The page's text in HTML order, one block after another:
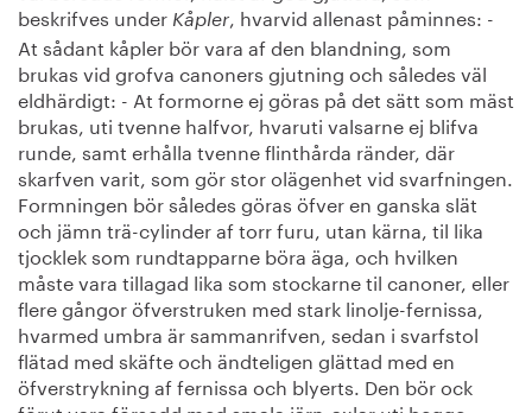
beskrifves under Kåpler, hvarvid allenast påminnes: -
At sådant kåpler bör vara af den blandning, som
brukas vid grofva canoners gjutning och således väl
eldhärdigt: - At formorne ej göras på det sätt som mäst
brukas, uti tvenne halfvor, hvaruti valsarne ej blifva
runde, samt erhålla tvenne flinthårda ränder, där
skarfven varit, som gör stor olägenhet vid svarfningen.
Formningen bör således göras öfver en ganska slät
och jämn trä-cylinder af torr furu, utan kärna, til lika
tjocklek som rundtapparne böra äga, och hvilken
måste vara tillagad lika som stockarne til canoner, eller
flere gångor öfverstruken med stark linolje-fernissa,
hvarmed umbra är sammanrifven, sedan i svarfstol
flätad med skäfte och ändteligen glättad med en
öfverstrykning af fernissa och blyerts. Den bör ock